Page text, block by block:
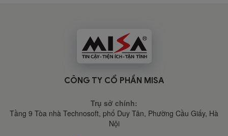
CÔNG TY CỔ PHẦN MISA
Trụ sở chính:
Tầng 9 Tòa nhà Technosoft, phố Duy Tân, Phường Cầu Giấy, Hà
Nội